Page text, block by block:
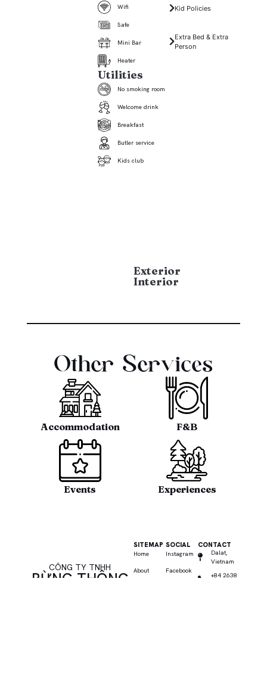
Wifi
Safe
Mini Bar
Heater
Utilities
No smoking room
Welcome drink
Breakfast
Butler service
Kids club
Kid Policies
Extra Bed & Extra
Person
Exterior
Interior
Other Services
Accommodation F&B
Events Experiences​
CÔNG TY TNHH
RỪNG THÔNG
SITEMAP
Home
About
SOCIAL
Instagram
Facebook
CONTACT
Dalat,
Vietnam
+84 2638